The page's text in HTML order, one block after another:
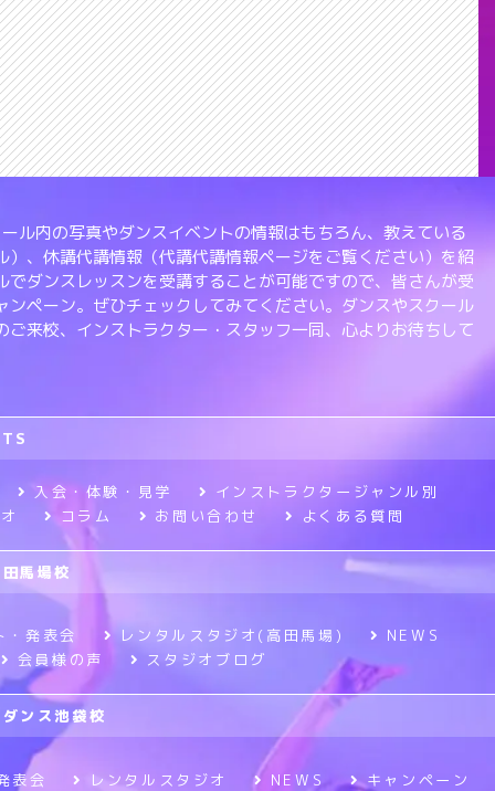
ル内の写真やダンスイベントの情報はもちろん、教えている
、休講代講情報（代講代講情報ページをご覧ください）を紹
ダンスレッスンを受講することが可能ですので、皆さんが受
ペーン。ぜひチェックしてみてください。ダンスやスクール
来校、インストラクター・スタッフ一同、心よりお待ちして
入会・体験・見学
インストラクタージャンル別
コラム お問い合わせ よくある質問
馬場校
・発表会 レンタルスタジオ(高田馬場)
NEWS
会員様の声
スタジオブログ
ンス池袋校
表会 レンタルスタジオ NEWS
キャンペーン